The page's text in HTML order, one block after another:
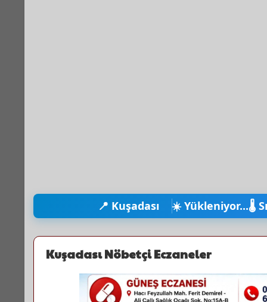
📍 Kuşadası ☀️ Yükleniyor...🌡️
Kuşadası Nöbetçi Eczaneler